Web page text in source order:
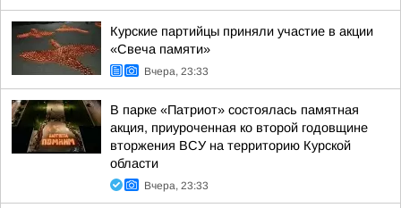
Курские партийцы приняли участие в акции
«Свеча памяти»
Вчера, 23:33
В парке «Патриот» состоялась памятная
акция, приуроченная ко второй годовщине
вторжения ВСУ на территорию Курской
области
Вчера, 23:33